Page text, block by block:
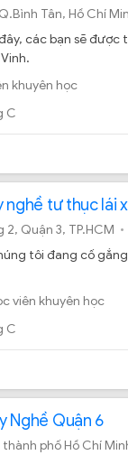
Tân, Hồ Chí
các bạn sẽ được
khuyên học
C
nghề tư thục lái
Quận 3, TP.HCM
tôi đang cố
viên khuyên học
C
Nghề Quận 6
phố Hồ Chí